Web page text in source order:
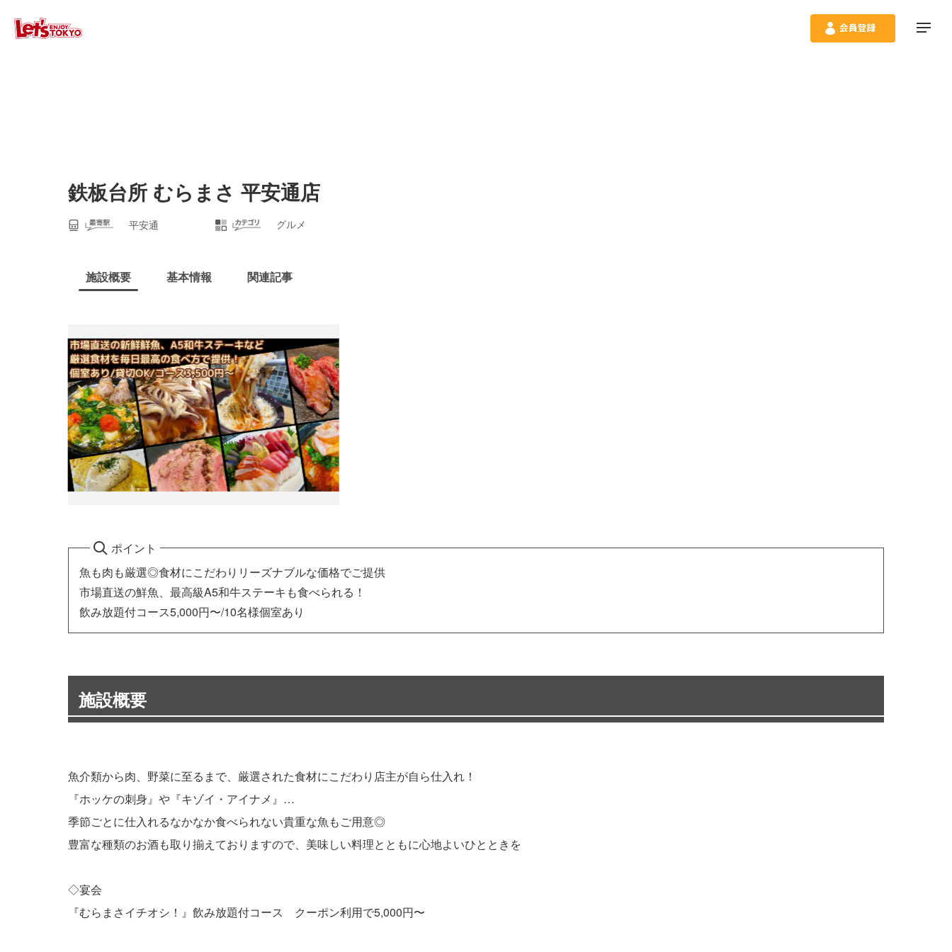
鉄板台所 むらまさ 平安通店
平安通 グルメ
施設概要 基本情報 関連記事
ポイント
魚も肉も厳選◎食材にこだわりリーズナブルな価格でご提供
市場直送の鮮魚、最高級A5和牛ステーキも食べられる！
飲み放題付コース5,000円〜/10名様個室あり
施設概要
魚介類から肉、野菜に至るまで、厳選された食材にこだわり店主が自ら仕入れ！
『ホッケの刺身』や『キゾイ・アイナメ』…
季節ごとに仕入れるなかなか食べられない貴重な魚もご用意◎
豊富な種類のお酒も取り揃えておりますので、美味しい料理とともに心地よいひとときを
◇宴会
『むらまさイチオシ！』飲み放題付コース クーポン利用で5,000円〜